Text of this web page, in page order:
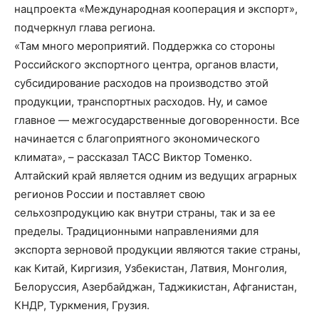
нацпроекта «Международная кооперация и экспорт»,
подчеркнул глава региона.
«Там много мероприятий. Поддержка со стороны
Российского экспортного центра, органов власти,
субсидирование расходов на производство этой
продукции, транспортных расходов. Ну, и самое
главное — межгосударственные договоренности. Все
начинается с благоприятного экономического
климата», – рассказал ТАСС Виктор Томенко.
Алтайский край является одним из ведущих аграрных
регионов России и поставляет свою
сельхозпродукцию как внутри страны, так и за ее
пределы. Традиционными направлениями для
экспорта зерновой продукции являются такие страны,
как Китай, Киргизия, Узбекистан, Латвия, Монголия,
Белоруссия, Азербайджан, Таджикистан, Афганистан,
КНДР, Туркмения, Грузия.